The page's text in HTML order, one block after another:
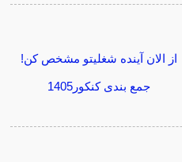
از الان آینده شغلیتو مشخص کن!
جمع بندی کنکور1405